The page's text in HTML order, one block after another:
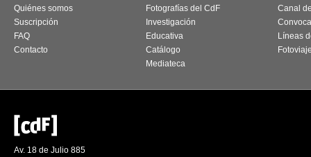
Quiénes somos
Suscripción
FAQ
Contacto
Fotografías del CdF
Investigación
Educativa
Catálogo
Mediateca
Canal
Líneas
Av. 18 de Julio 885